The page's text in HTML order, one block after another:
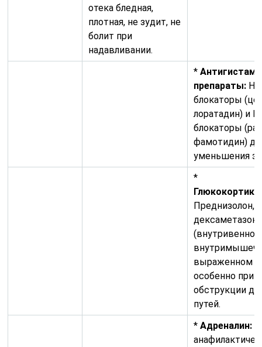
отека бледная,
плотная, не зудит, не
болит при
надавливании.
*
препараты:
блокаторы
лоратадин) и
блокаторы
фамотидин)
уменьшения
*
Преднизолон,
дексаметазон
(внутривенно
выраженном
особенно при
обструкции
путей.
*Адреналин: